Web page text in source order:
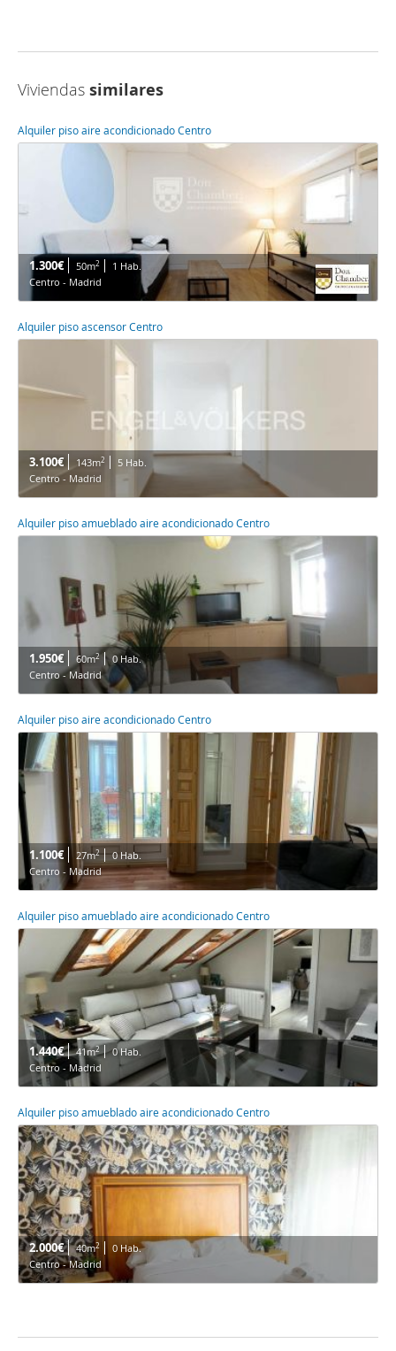
Viviendas similares
Alquiler piso aire acondicionado Centro
1.300€ 50m2
1 Hab.
Centro - Madrid
Alquiler piso ascensor Centro
3.100€ 143m2
5 Hab.
Centro - Madrid
Alquiler piso amueblado aire acondicionado Centro
1.950€ 60m2
0 Hab.
Centro - Madrid
Alquiler piso aire acondicionado Centro
1.100€ 27m2
0 Hab.
Centro - Madrid
Alquiler piso amueblado aire acondicionado Centro
1.440€ 41m2
0 Hab.
Centro - Madrid
Alquiler piso amueblado aire acondicionado Centro
2.000€ 40m2
0 Hab.
Centro - Madrid